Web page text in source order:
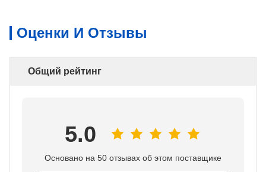
Оценки И Отзывы
Общий рейтинг
5.0
Основано на 50 отзывах об этом поставщике